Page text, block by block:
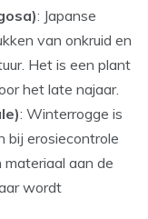
: Japanse
van onkruid en
Het is een plant
het late najaar.
: Winterrogge is
bij erosiecontrole
aan de
wordt